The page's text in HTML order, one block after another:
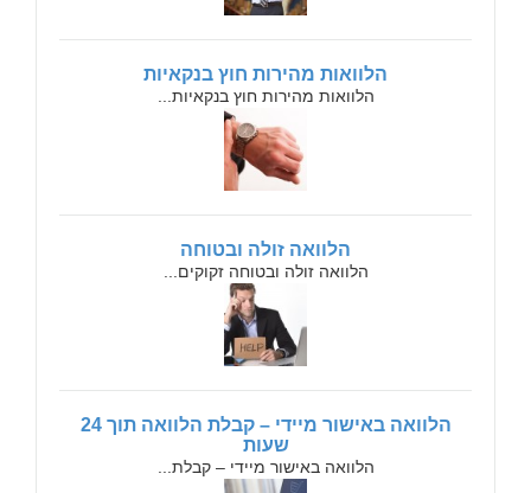
הלוואות מהירות חוץ בנקאיות
הלוואות מהירות חוץ בנקאיות...
הלוואה זולה ובטוחה
הלוואה זולה ובטוחה זקוקים...
הלוואה באישור מיידי – קבלת הלוואה תוך 24
שעות
הלוואה באישור מיידי – קבלת...